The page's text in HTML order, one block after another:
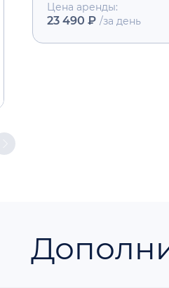
Цена аренды:
23 490 ₽ /за день